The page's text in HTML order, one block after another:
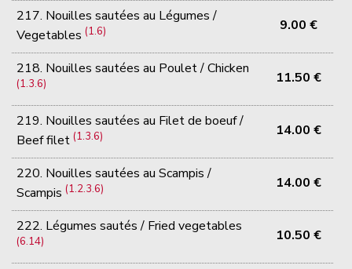
217. Nouilles sautées au Légumes /
Vegetables(1.6) 9.00 €
218. Nouilles sautées au Poulet / Chicken
(1.3.6) 11.50 €
219. Nouilles sautées au Filet de boeuf /
Beef filet(1.3.6) 14.00 €
220. Nouilles sautées au Scampis /
Scampis(1.2.3.6) 14.00 €
222. Légumes sautés / Fried vegetables
(6.14) 10.50 €